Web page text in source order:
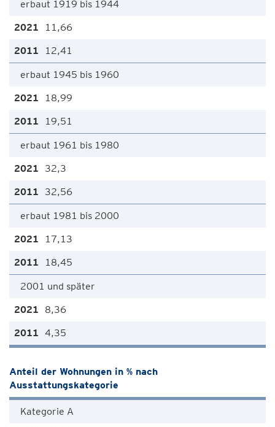
erbaut 1919 bis 1944
11,66
12,41
erbaut 1945 bis 1960
18,99
19,51
erbaut 1961 bis 1980
32,3
32,56
erbaut 1981 bis 2000
17,13
18,45
2001 und später
8,36
4,35
Anteil der Wohnungen in % nach
Ausstattungskategorie
Kategorie A